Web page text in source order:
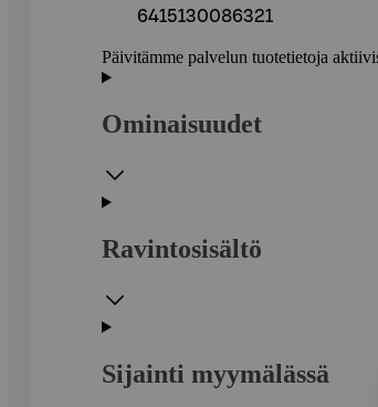
6415130086321
Päivitämme palvelun tuotetietoja
Ominaisuudet
Ravintosisältö
Sijainti myymälässä